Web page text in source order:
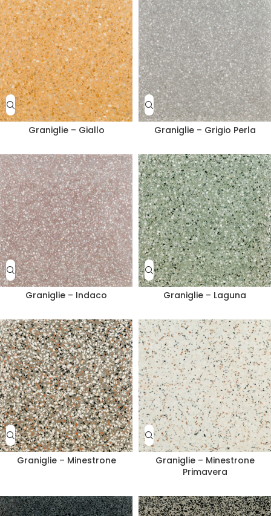
Graniglie – Giallo Graniglie – Grigio Perla
Graniglie – Indaco Graniglie – Laguna
Graniglie – Minestrone
Graniglie – Minestrone
Primavera